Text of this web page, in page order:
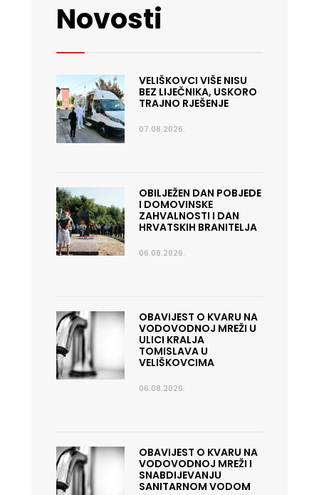
Novosti
VELIŠKOVCI VIŠE NISU
BEZ LIJEČNIKA, USKORO
TRAJNO RJEŠENJE
07.08.2026.
OBILJEŽEN DAN POBJEDE
I DOMOVINSKE
ZAHVALNOSTI I DAN
HRVATSKIH BRANITELJA
06.08.2026.
OBAVIJEST O KVARU NA
VODOVODNOJ MREŽI U
ULICI KRALJA
TOMISLAVA U
VELIŠKOVCIMA
06.08.2026.
OBAVIJEST O KVARU NA
VODOVODNOJ MREŽI I
SNABDIJEVANJU
SANITARNOM VODOM